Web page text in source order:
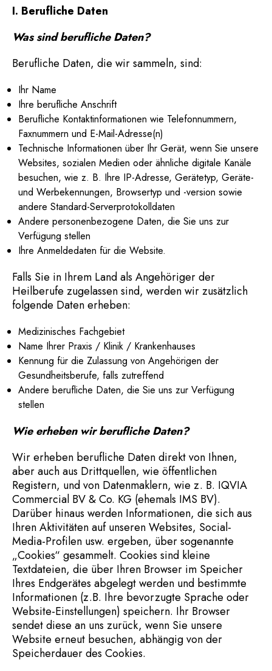
I. Berufliche Daten
Was sind berufliche Daten?
Berufliche Daten, die wir sammeln, sind:
Ihr Name
Ihre berufliche Anschrift
Berufliche Kontaktinformationen wie Telefonnummern,
Faxnummern und E-Mail-Adresse(n)
Technische Informationen über Ihr Gerät, wenn Sie unsere
Websites, sozialen Medien oder ähnliche digitale Kanäle
besuchen, wie z. B. Ihre IP-Adresse, Gerätetyp, Geräte-
und Werbekennungen, Browsertyp und -version sowie
andere Standard-Serverprotokolldaten
Andere personenbezogene Daten, die Sie uns zur
Verfügung stellen
Ihre Anmeldedaten für die Website.
Falls Sie in Ihrem Land als Angehöriger der
Heilberufe zugelassen sind, werden wir zusätzlich
folgende Daten erheben:
Medizinisches Fachgebiet
Name Ihrer Praxis / Klinik / Krankenhauses
Kennung für die Zulassung von Angehörigen der
Gesundheitsberufe, falls zutreffend
Andere berufliche Daten, die Sie uns zur Verfügung
stellen
Wie erheben wir berufliche Daten?
Wir erheben berufliche Daten direkt von Ihnen,
aber auch aus Drittquellen, wie öffentlichen
Registern, und von Datenmaklern, wie z. B. IQVIA
Commercial BV & Co. KG (ehemals IMS BV).
Darüber hinaus werden Informationen, die sich aus
Ihren Aktivitäten auf unseren Websites, Social-
Media-Profilen usw. ergeben, über sogenannte
„Cookies“ gesammelt. Cookies sind kleine
Textdateien, die über Ihren Browser im Speicher
Ihres Endgerätes abgelegt werden und bestimmte
Informationen (z.B. Ihre bevorzugte Sprache oder
Website-Einstellungen) speichern. Ihr Browser
sendet diese an uns zurück, wenn Sie unsere
Website erneut besuchen, abhängig von der
Speicherdauer des Cookies.